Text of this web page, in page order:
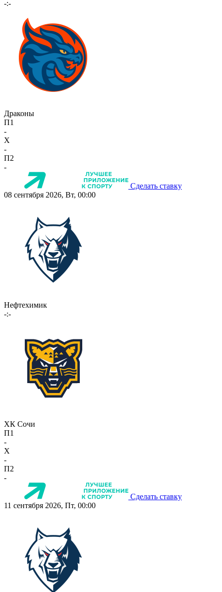
-:-
Драконы
П1
-
X
-
П2
-
Сделать ставку
08 сентября 2026, Вт, 00:00
Нефтехимик
-:-
ХК Сочи
П1
-
X
-
П2
-
Сделать ставку
11 сентября 2026, Пт, 00:00